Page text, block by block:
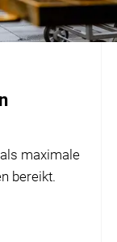
maximale
bereikt.